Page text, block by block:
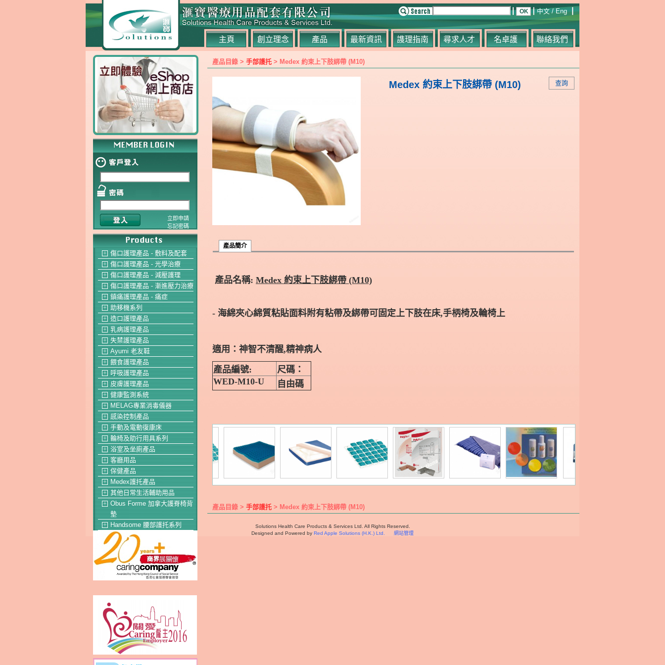
主頁 創立理念 產品 最新資訊 謢理指南 尋求人才 名卓護 聯絡我們
中文 /Eng
立即申請
忘記密碼
＋ 傷口護理產品 - 敷料及配套
＋ 傷口護理產品 - 光學治療
＋ 傷口護理產品 - 減壓護理
＋ 傷口護理產品 - 漸進壓力治療
＋ 鎮痛護理產品 - 痛症
＋ 助移機系列
＋ 造口護理產品
＋ 乳病護理產品
＋ 失禁護理產品
＋ Ayumi 老友鞋
＋ 餵食護理產品
＋ 呼吸護理產品
＋ 皮膚護理產品
＋ 健康監測系統
＋ MELAG專業消毒儀器
＋ 感染控制產品
＋ 手動及電動復康床
＋ 輪椅及助行用具系列
＋ 浴室及坐廁產品
＋ 客廳用品
＋ 保健產品
＋ Medex護托產品
＋ 其他日常生活輔助用品
＋
Obus Forme 加拿大護脊椅背
墊
＋ Handsome 腰部護托系列
產品目錄 > 手部護托 > Medex 約束上下肢綁帶 (M10)
查詢
Medex 約束上下肢綁帶 (M10)
產品簡介
產品名稱: Medex 約束上下肢綁帶 (M10)
- 海綿夾心綿質粘貼面料附有粘帶及綁帶可固定上下肢在床,手柄椅及輪椅上
適用：神智不清醒,精神病人
產品編號:
尺碼：
WED-M10-U
自由碼
產品目錄 > 手部護托 > Medex 約束上下肢綁帶 (M10)
Solutions Health Care Products & Services Ltd. All Rights Reserved.
Designed and Powered by Red Apple Solutions (H.K.) Ltd. 網站管理